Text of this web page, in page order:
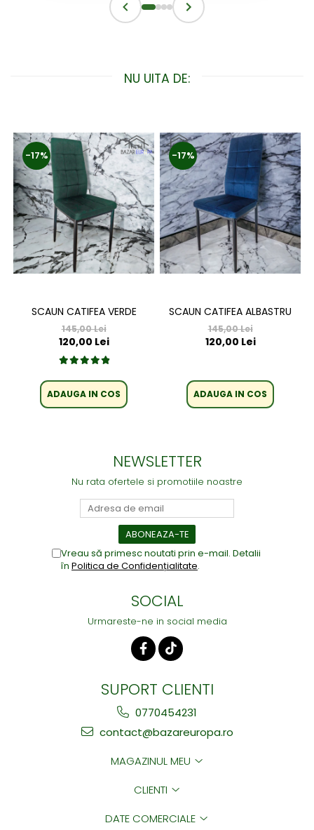
NU UITA DE:
-17%
SCAUN CATIFEA VERDE
145,00 Lei
120,00 Lei
ADAUGA IN COS
-17%
SCAUN CATIFEA ALBASTRU
145,00 Lei
120,00 Lei
ADAUGA IN COS
NEWSLETTER
Nu rata ofertele si promotiile noastre
Vreau să primesc noutati prin e-mail. Detalii
în Politica de Confidențialitate.
SOCIAL
Urmareste-ne in social media
SUPORT CLIENTI
0770454231
contact@bazareuropa.ro
MAGAZINUL MEU
CLIENTI
DATE COMERCIALE